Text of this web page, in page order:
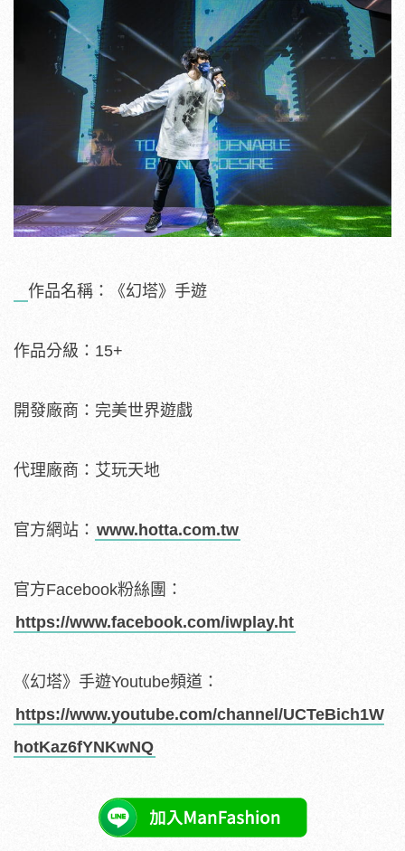
作品名稱：《幻塔》手遊
作品分級：15+
開發廠商：完美世界遊戲
代理廠商：艾玩天地
官方網站： www.hotta.com.tw
官方Facebook粉絲團：
https://www.facebook.com/iwplay.ht
《幻塔》手遊Youtube頻道：
https://www.youtube.com/channel/UCTeBich1W
hotKaz6fYNKwNQ